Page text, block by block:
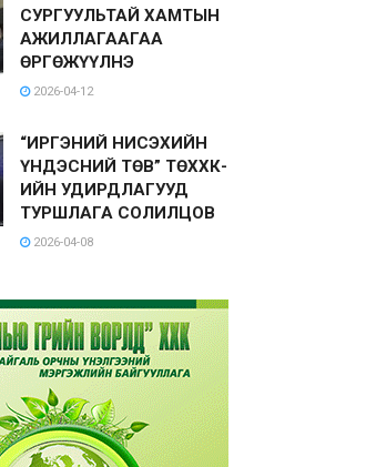
СУРГУУЛЬТАЙ ХАМТЫН
АЖИЛЛАГААГАА
ӨРГӨЖҮҮЛНЭ
2026-04-12
“ИРГЭНИЙ НИСЭХИЙН
ҮНДЭСНИЙ ТӨВ” ТӨХХК-
ИЙН УДИРДЛАГУУД
ТУРШЛАГА СОЛИЛЦОВ
2026-04-08